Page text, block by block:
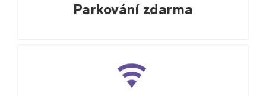
Parkování zdarma